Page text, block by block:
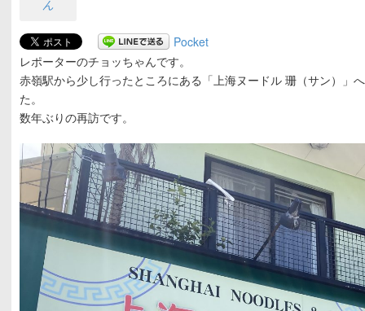
ん
Pocket
レポーターのチョッちゃんです。
赤嶺駅から少し行ったところにある「上海ヌードル 珊（サン）」
た。
数年ぶりの再訪です。